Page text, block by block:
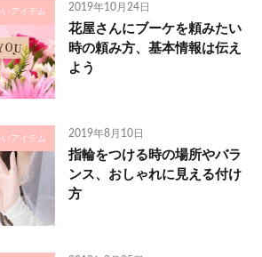
いアイテム 2019年10月24日
花屋さんにブーケを頼みたい
時の頼み方、基本情報は伝え
よう
いアイテム 2019年8月10日
指輪をつける時の場所やバラ
ンス、おしゃれに見える付け
方